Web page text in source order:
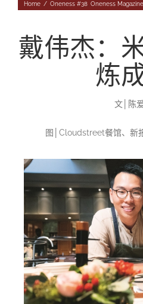
事
往期杂志
往期杂志
第54期
第53期
第52期
投稿
联系我们
Home / Oneness #38, Oneness Magazine
戴伟杰：
炼
文│陈
图│Cloudstreet餐馆、新